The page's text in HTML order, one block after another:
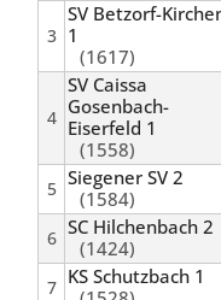
3
SV Betzorf-
1
(1617)
4
SV Caissa
Gosenbach-
Eiserfeld 1
(1558)
5 Siegener SV 2
(1584)
6 SC Hilchenbach 2
(1424)
7 KS Schutzbach 1